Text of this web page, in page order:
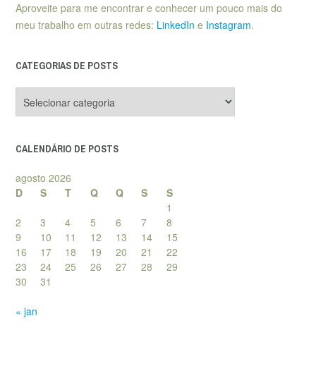
Aproveite para me encontrar e conhecer um pouco mais do
meu trabalho em outras redes: LinkedIn e Instagram.
CATEGORIAS DE POSTS
de
CALENDÁRIO DE POSTS
agosto 2026
D
S T Q Q S
S
1
2
3 4 5 6 7
8
9
10 11 12 13 14
15
16
17 18 19 20 21
22
23
24 25 26 27 28
29
30
31
« jan